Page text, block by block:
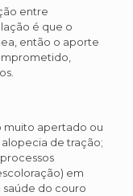
entre
é que o
então o aporte
muito apertado ou
de tração;
em
do couro